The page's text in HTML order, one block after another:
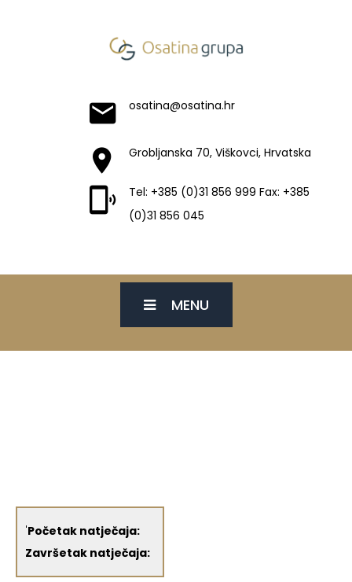
osatina@osatina.hr
Grobljanska 70, Viškovci, Hrvatska
Tel: +385 (0)31 856 999 Fax: +385
(0)31 856 045
MENU
'Početak natječaja:
Završetak natječaja: